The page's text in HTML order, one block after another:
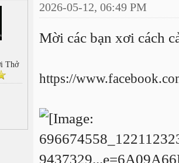
Thở
2026-05-12, 06:49 PM
Mời các bạn xơi cách
https://